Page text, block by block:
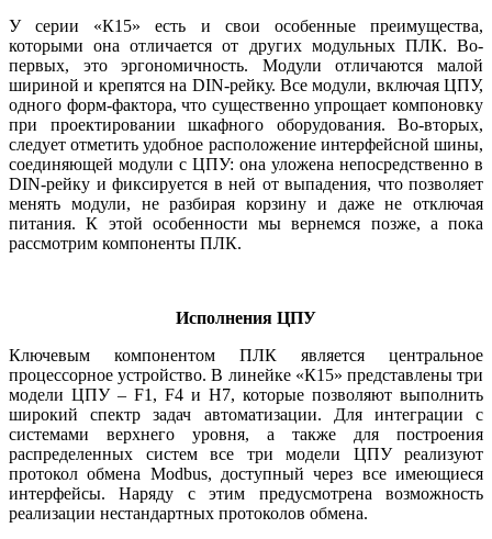
У серии «К15» есть и свои особенные преимущества,
которыми она отличается от других модульных ПЛК. Во-
первых, это эргономичность. Модули отличаются малой
шириной и крепятся на DIN-рейку. Все модули, включая ЦПУ,
одного форм-фактора, что существенно упрощает компоновку
при проектировании шкафного оборудования. Во-вторых,
следует отметить удобное расположение интерфейсной ши­ны,
соединяющей модули с ЦПУ: она уложена непосредственно в
DIN-рейку и фиксируется в ней от выпадения, что позволяет
менять модули, не разбирая корзину и да­же не отключая
питания. К этой особенности мы вернемся позже, а по­ка
рассмотрим компоненты ПЛК.
Исполнения ЦПУ
Ключевым компонентом ПЛК является центральное
процессорное устройство. В линейке «К15» представлены три
модели ЦПУ – F1, F4 и H7, которые позволяют выполнить
широкий спектр задач автоматизации. Для интеграции с
системами верхнего уровня, а также для построения
распределенных систем все три модели ЦПУ реализуют
протокол обмена Modbus, доступный через все имеющиеся
интерфейсы. Наряду с этим предусмотрена возможность
реализации нестандартных протоколов обмена.